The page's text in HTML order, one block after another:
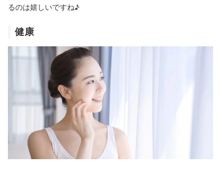
るのは嬉しいですね♪
健康